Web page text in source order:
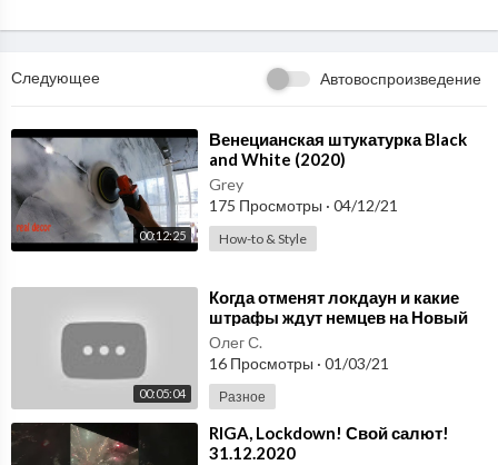
Следующее Автовоспроизведение
00:12:25
⁣Венецианская штукатурка Black
and White (2020)
Grey
175 Просмотры · 04/12/21
How-to & Style
00:05:04
⁣Когда отменят локдаун и какие
штрафы ждут немцев на Новый
год / Новости Германии /
31.12.2020
Олег С.
16 Просмотры · 01/03/21
Разное
⁣RIGA, Lockdown! Свой салют!
31.12.2020